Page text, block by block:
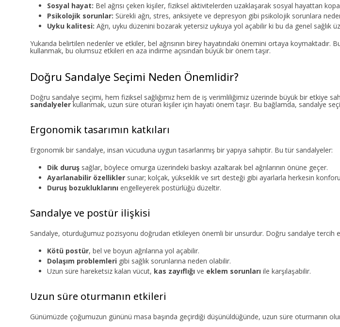
Sosyal hayat: Bel ağrısı çeken kişiler, fiziksel aktivitelerden uzaklaşarak sosyal hayattan
Psikolojik sorunlar: Sürekli ağrı, stres, anksiyete ve depresyon gibi psikolojik sorunlara
Uyku kalitesi: Ağrı, uyku düzenini bozarak yetersiz uykuya yol açabilir ki bu da genel sağlık
Yukarıda belirtilen nedenler ve etkiler, bel ağrısının birey hayatındaki önemini ortaya koymaktadır.
kullanmak, bu olumsuz etkileri en aza indirme açısından büyük bir önem taşır.
Doğru Sandalye Seçimi Neden Önemlidir?
Doğru sandalye seçimi, hem fiziksel sağlığımız hem de iş verimliliğimiz üzerinde büyük bir etkiye
sandalyelerkullanmak, uzun süre oturan kişiler için hayati önem taşır. Bu bağlamda, sandalye
Ergonomik tasarımın katkıları
Ergonomik bir sandalye, insan vücuduna uygun tasarlanmış bir yapıya sahiptir. Bu tür sandalyeler:
Dik duruş sağlar, böylece omurga üzerindeki baskıyı azaltarak bel ağrılarının önüne geçer.
Ayarlanabilir özellikler sunar; kolçak, yükseklik ve sırt desteği gibi ayarlarla herkesin
Duruş bozukluklarını engelleyerek postürlüğü düzeltir.
Sandalye ve postür ilişkisi
Sandalye, oturduğumuz pozisyonu doğrudan etkileyen önemli bir unsurdur. Doğru sandalye tercih
Kötü postür, bel ve boyun ağrılarına yol açabilir.
Dolaşım problemleri gibi sağlık sorunlarına neden olabilir.
Uzun süre hareketsiz kalan vücut, kas zayıflığı ve eklem sorunları ile karşılaşabilir.
Uzun süre oturmanın etkileri
Günümüzde çoğumuzun gününü masa başında geçirdiği düşünüldüğünde, uzun süre oturmanın